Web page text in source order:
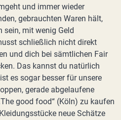
und immer wieder
gebrauchten Waren hält,
sein, mit wenig Geld
schließlich nicht direkt
und dich bei sämtlichen Fair
Das kannst du natürlich
es sogar besser für unsere
gerade abgelaufene
good food“ (Köln) zu kaufen
neue Schätze